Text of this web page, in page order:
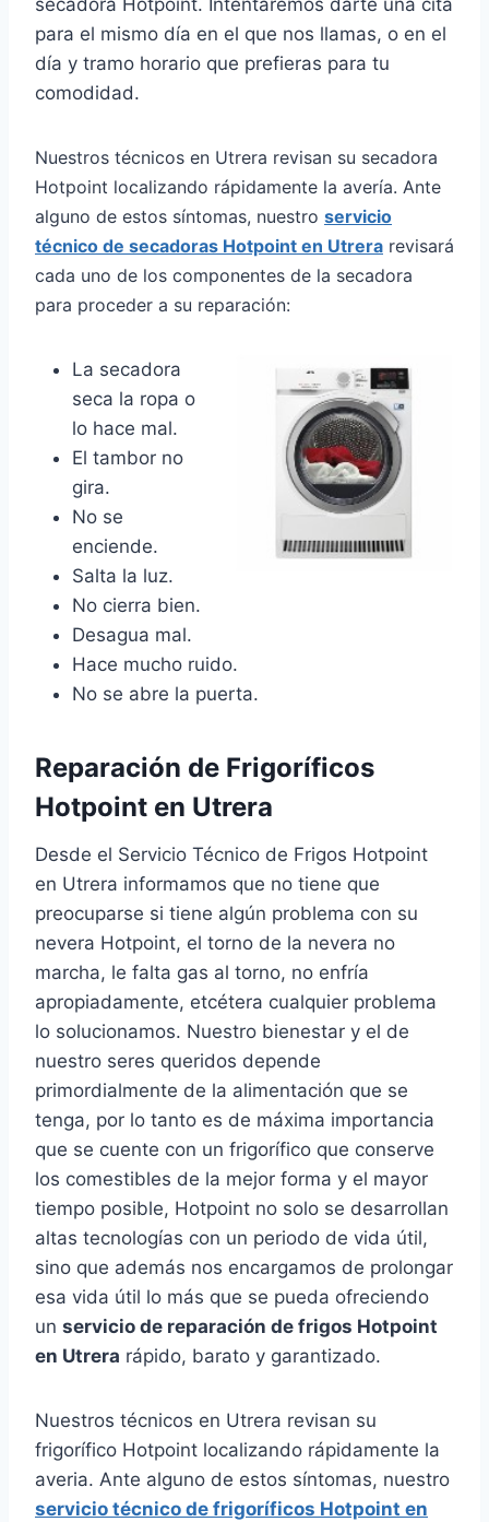
para el mismo día en el que nos llamas, o en el
día y tramo horario que prefieras para tu
comodidad.
Nuestros técnicos en Utrera revisan su secadora
Hotpoint localizando rápidamente la avería. Ante
alguno de estos síntomas, nuestro servicio
técnico de secadoras Hotpoint en Utrera revisará
cada uno de los componentes de la secadora
para proceder a su reparación:
La secadora
seca la ropa o
lo hace mal.
El tambor no
gira.
No se
enciende.
Salta la luz.
No cierra bien.
Desagua mal.
Hace mucho ruido.
No se abre la puerta.
Reparación de Frigoríficos
Hotpoint en Utrera
Desde el Servicio Técnico de Frigos Hotpoint
en Utrera informamos que no tiene que
preocuparse si tiene algún problema con su
nevera Hotpoint, el torno de la nevera no
marcha, le falta gas al torno, no enfría
apropiadamente, etcétera cualquier problema
lo solucionamos. Nuestro bienestar y el de
nuestro seres queridos depende
primordialmente de la alimentación que se
tenga, por lo tanto es de máxima importancia
que se cuente con un frigorífico que conserve
los comestibles de la mejor forma y el mayor
tiempo posible, Hotpoint no solo se desarrollan
altas tecnologías con un periodo de vida útil,
sino que además nos encargamos de prolongar
esa vida útil lo más que se pueda ofreciendo
un servicio de reparación de frigos Hotpoint
en Utrera rápido, barato y garantizado.
Nuestros técnicos en Utrera revisan su
frigorífico Hotpoint localizando rápidamente la
averia. Ante alguno de estos síntomas, nuestro
servicio técnico de frigoríficos Hotpoint en